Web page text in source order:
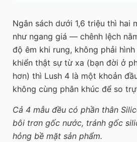
Ngân sách dưới 1,6 triệu thì hai
như ngang giá — chênh lệch
độ êm khi rung, không phải
khiển thật sự từ xa (bạn đời ở
hơn) thì Lush 4 là một khoản
không cùng phân khúc để so
Cả 4 mẫu đều có phần thân
bôi trơn gốc nước, tránh gốc
hỏng bề mặt sản phẩm.